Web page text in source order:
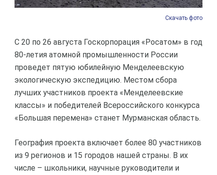
Скачать фото
С 20 по 26 августа Госкорпорация «Росатом» в год
80-летия атомной промышленности России
проведет пятую юбилейную Менделеевскую
экологическую экспедицию. Местом сбора
лучших участников проекта «Менделеевские
классы» и победителей Всероссийского конкурса
«Большая перемена» станет Мурманская область.
География проекта включает более 80 участников
из 9 регионов и 15 городов нашей страны. В их
числе – школьники, научные руководители и